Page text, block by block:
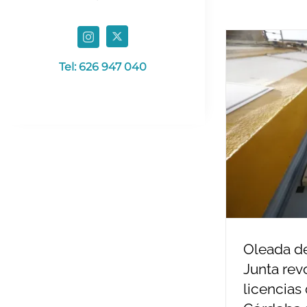
Tel: 626 947 040
Oleada
Junta
licencias